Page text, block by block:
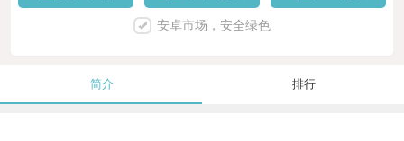
安卓市场，安全绿色
简介 排行